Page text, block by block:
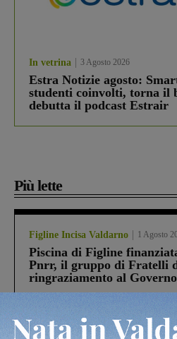
In vetrina 3 Agosto 2026
Estra Notizie agosto:
studenti coinvolti, torna il
debutta il podcast Estrair
Più lette
Figline Incisa Valdarno 1 Agosto
Piscina di Figline
Pnrr, il gruppo di Fratelli
ringraziamento al
Un anno fa la strage in